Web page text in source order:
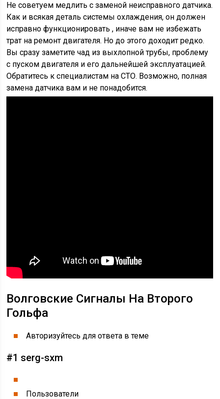
Не советуем медлить с заменой неисправного датчика.
Как и всякая деталь системы охлаждения, он должен
исправно функционировать , иначе вам не избежать
трат на ремонт двигателя. Но до этого доходит редко.
Вы сразу заметите чад из выхлопной трубы, проблему
с пуском двигателя и его дальнейшей эксплуатацией.
Обратитесь к специалистам на СТО. Возможно, полная
замена датчика вам и не понадобится.
Волговские Сигналы На Второго
Гольфа
Авторизуйтесь для ответа в теме
#1 serg-sxm
Пользователи